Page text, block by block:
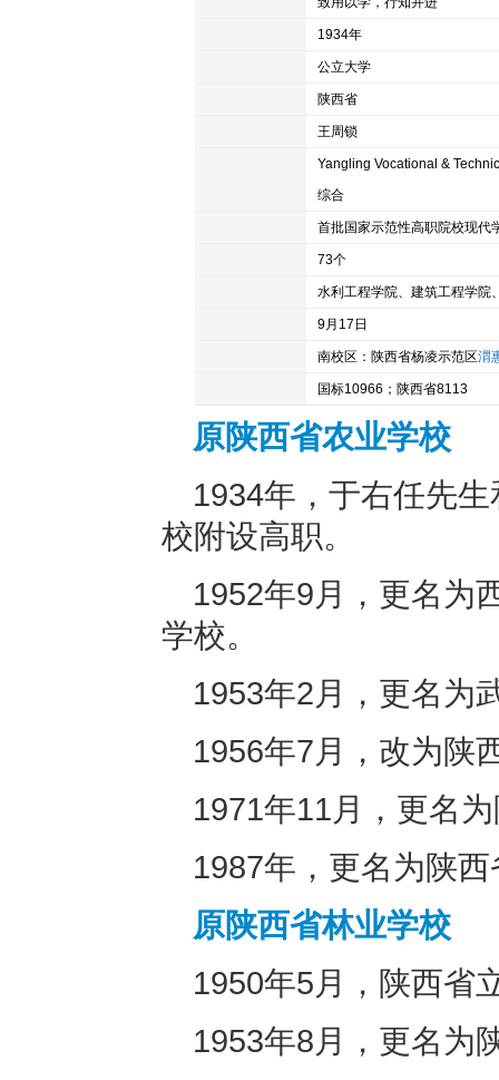
1934年
公立大学
陕西省
王周锁
Yangling Vocational &
综合
73个
9月17日
南校区：陕西省杨凌示范区渭
国标10966；陕西省8113
原陕西省农业学校
1934年，于右任先
校附设高职。
1952年9月，更名为
学校。
1953年2月，更名为
1956年7月，改为陕
1971年11月，更名
1987年，更名为陕
原陕西省林业学校
1950年5月，陕西省
1953年8月，更名为